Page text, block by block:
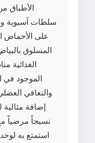
الأطباق
سلطات آسيوية
على الأحماض
المسلوق
الغذائية
الموجود في
والتعافي
إضافة مثالية
نسيجاً مرضياً
استمتع به